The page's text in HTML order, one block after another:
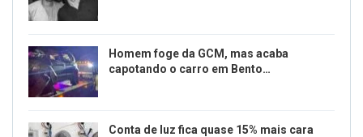
Homem foge da GCM, mas acaba
capotando o carro em Bento…
Conta de luz fica quase 15% mais cara